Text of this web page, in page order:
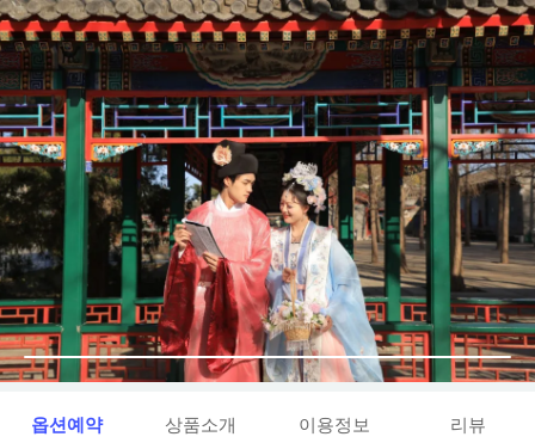
옵션예약 상품소개 이용정보 리뷰